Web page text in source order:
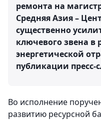
ремонта на
Средняя Азия –
существенно
ключевого звена в
энергетической
публикации
Во исполнение
развитию ресурсной